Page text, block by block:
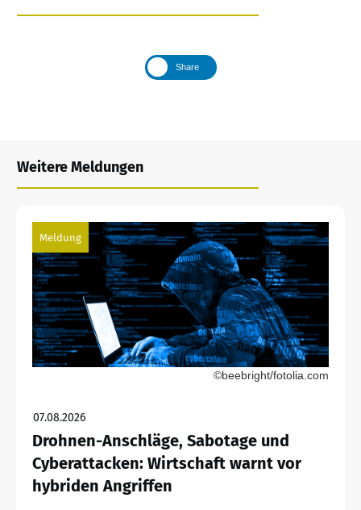
Share
Weitere Meldungen
Meldung
©beebright/fotolia.com
07.08.2026
Drohnen-Anschläge, Sabotage und
Cyberattacken: Wirtschaft warnt vor
hybriden Angriffen